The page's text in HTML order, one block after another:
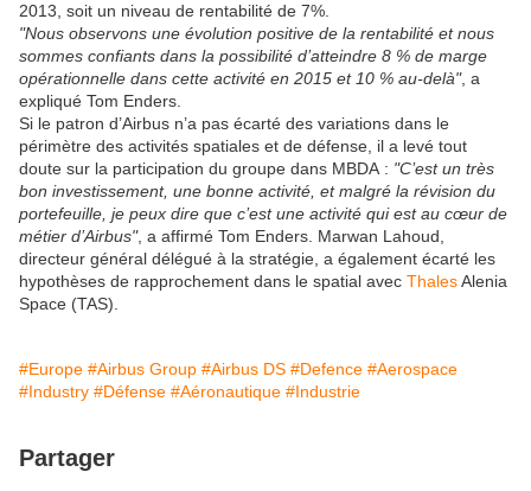
2013, soit un niveau de rentabilité de 7%.
"Nous observons une évolution positive de la rentabilité et nous
sommes confiants dans la possibilité d’atteindre 8 % de marge
opérationnelle dans cette activité en 2015 et 10 % au-delà", a
expliqué Tom Enders.
Si le patron d’Airbus n’a pas écarté des variations dans le
périmètre des activités spatiales et de défense, il a levé tout
doute sur la participation du groupe dans MBDA : "C’est un très
bon investissement, une bonne activité, et malgré la révision du
portefeuille, je peux dire que c’est une activité qui est au cœur de
métier d’Airbus", a affirmé Tom Enders. Marwan Lahoud,
directeur général délégué à la stratégie, a également écarté les
hypothèses de rapprochement dans le spatial avec ThalesAlenia
Space (TAS).
#Europe #Airbus Group #Airbus DS #Defence #Aerospace
#Industry #Défense #Aéronautique #Industrie
Partager